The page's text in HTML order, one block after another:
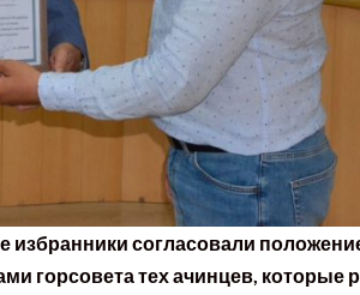
согласовали
горсовета тех ачинцев, которые